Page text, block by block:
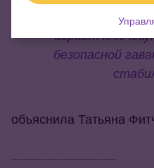
инфляционного
играет
безопасной
объяснила Татьяна